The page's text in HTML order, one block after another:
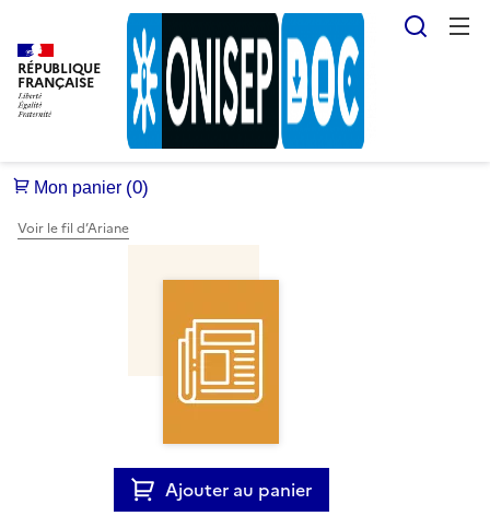
RÉPUBLIQUE
FRANÇAISE
Voir le fil d’Ariane
Ajouter au panier